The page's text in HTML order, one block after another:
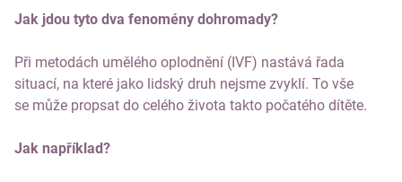
Jak jdou tyto dva fenomény dohromady?
Při metodách umělého oplodnění (IVF) nastává řada
situací, na které jako lidský druh nejsme zvyklí. To vše
se může propsat do celého života takto počatého dítěte.
Jak například?